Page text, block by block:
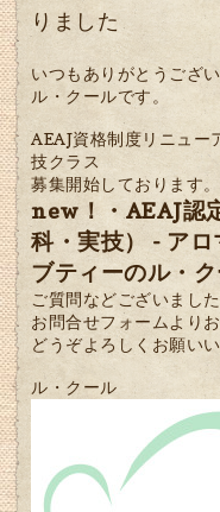
りました
いつもありがとうござい
ル・クールです。
AEAJ資格制度リニュー
技クラス
募集開始しております。
new！・AEAJ認
科・実技） - ア
ブティーのル・
ご質問などございまし
お問合せフォームより
どうぞよろしくお願いい
ル・クール